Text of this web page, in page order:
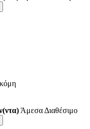
Άμεσα Διαθέσιμο